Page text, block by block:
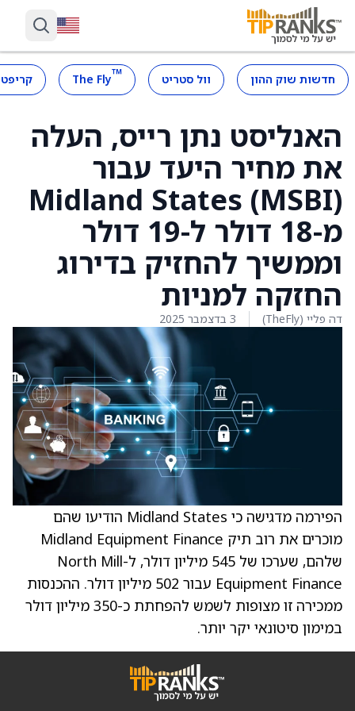
חדשות שוק ההון וול סטריט ™
The Fly
האנליסט נתן רייס, העלה
את מחיר היעד עבור
Midland States (MSBI)
מ-18 דולר ל-19 דולר
וממשיך להחזיק בדירוג
החזקה למניות
דה פליי (TheFly) 3 בדצמבר 2025
הפירמה מדגישה כי Midland States הודיעו שהם
מוכרים את רוב תיק Midland Equipment Finance
שלהם, שערכו של 545 מיליון דולר, ל-North Mill
Equipment Finance עבור 502 מיליון דולר. ההכנסות
ממכירה זו מצופות לשמש להפחתת כ-350 מיליון דולר
במימון סיטונאי יקר יותר.